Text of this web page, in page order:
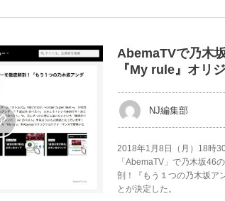
0
AbemaTVで乃木
『My rule』オリ
NJ編集部
2018年1月8日（月）18時
「AbemaTV」で乃木坂46
剖！『もう１つの乃木坂ア
とが決定した。